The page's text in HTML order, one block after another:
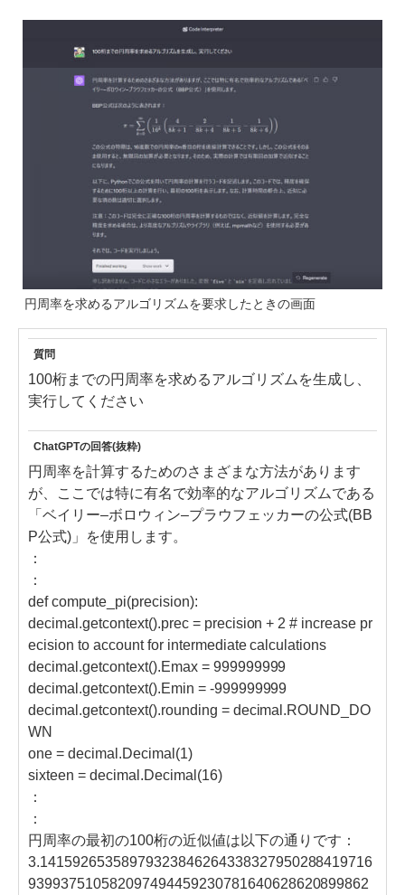
円周率を求めるアルゴリズムを要求したときの画面
質問
100桁までの円周率を求めるアルゴリズムを生成し、
実行してください
ChatGPTの回答(抜粋)
円周率を計算するためのさまざまな方法があります
が、ここでは特に有名で効率的なアルゴリズムである
「ベイリー–ボロウィン–プラウフェッカーの公式(BB
P公式)」を使用します。
：
：
def compute_pi(precision):
decimal.getcontext().prec = precision + 2 # increase pr
ecision to account for intermediate calculations
decimal.getcontext().Emax = 999999999
decimal.getcontext().Emin = -999999999
decimal.getcontext().rounding = decimal.ROUND_DO
WN
one = decimal.Decimal(1)
sixteen = decimal.Decimal(16)
：
：
円周率の最初の100桁の近似値は以下の通りです：
3.14159265358979323846264338327950288419716
939937510582097494459230781640628620899862